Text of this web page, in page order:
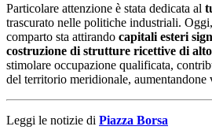
Particolare attenzione è stata dedicata al
trascurato nelle politiche industriali.
comparto sta attirando capitali esteri
costruzione di strutture ricettive di
stimolare occupazione qualificata,
del territorio meridionale,
Leggi le notizie di Piazza Borsa